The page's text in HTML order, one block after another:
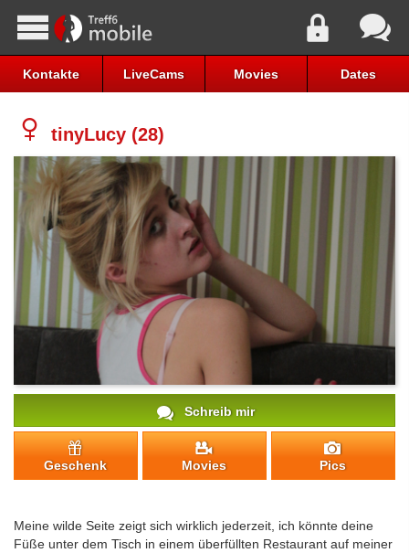
Kontakte LiveCams Movies Dates
tinyLucy (28)
Schreib mir
Geschenk Movies Pics
Meine wilde Seite zeigt sich wirklich jederzeit, ich könnte deine
Füße unter dem Tisch in einem überfüllten Restaurant auf meiner